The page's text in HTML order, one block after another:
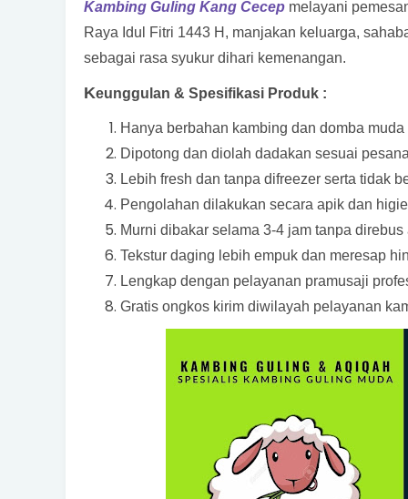
Kambing Guling Kang Cecep melayani
Raya Idul Fitri 1443 H, manjakan keluarga,
sebagai rasa syukur dihari kemenangan.
Keunggulan & Spesifikasi Produk :
Hanya berbahan kambing dan domba
Dipotong dan diolah dadakan sesuai
Lebih fresh dan tanpa difreezer serta tidak
Pengolahan dilakukan secara apik dan
Murni dibakar selama 3-4 jam tanpa
Tekstur daging lebih empuk dan meresap
Lengkap dengan pelayanan pramusaji
Gratis ongkos kirim diwilayah pelayanan